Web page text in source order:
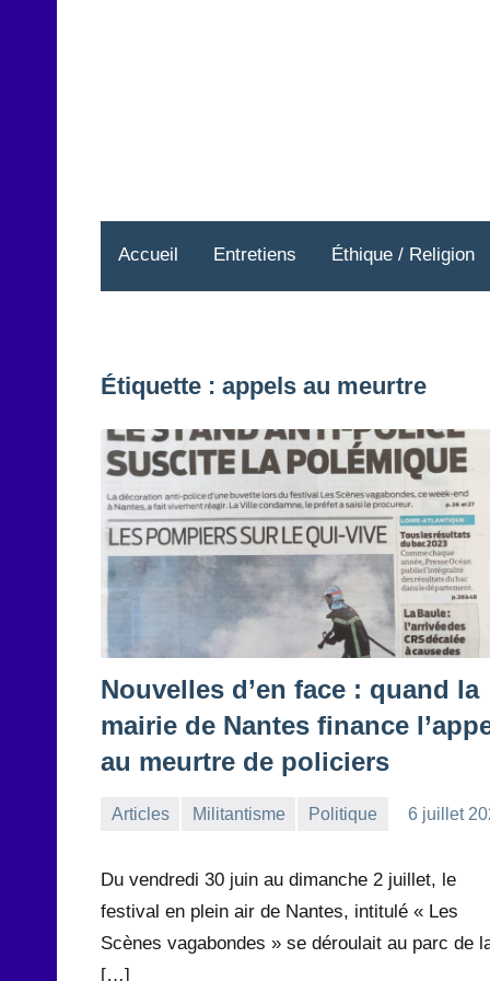
Accueil Entretiens Éthique / Religion
Étiquette : appels au meurtre
Nouvelles d’en face : quand la
mairie de Nantes finance
au meurtre de policiers
Articles Militantisme Politique
6 juillet
Du vendredi 30 juin au dimanche 2 juillet, le
festival en plein air de Nantes, intitulé « Les
Scènes vagabondes » se déroulait au parc de
[…]